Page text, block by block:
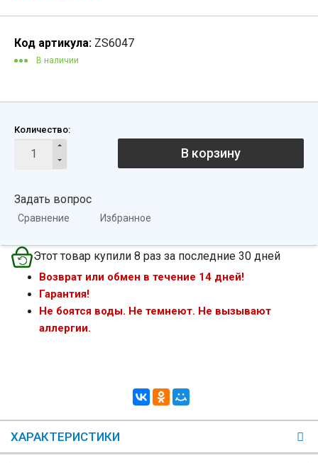
Код артикула: ZS6047
В наличии
Количество:
В корзину
Задать вопрос
Сравнение Избранное
Этот товар купили 8 раз за последние 30 дней
Возврат или обмен в течение 14 дней!
Гарантия!
Не боятся воды. Не темнеют. Не вызывают
аллергии.
ХАРАКТЕРИСТИКИ